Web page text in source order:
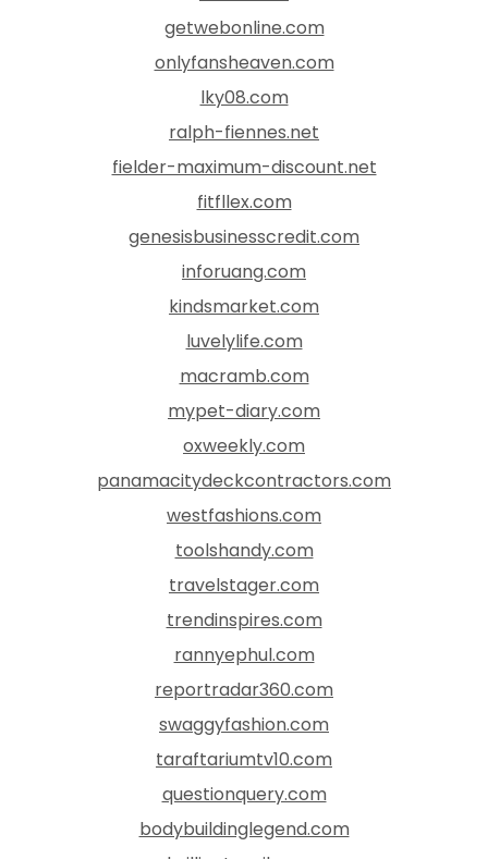
getwebonline.com
onlyfansheaven.com
lky08.com
ralph-fiennes.net
fielder-maximum-discount.net
fitfllex.com
genesisbusinesscredit.com
inforuang.com
kindsmarket.com
luvelylife.com
macramb.com
mypet-diary.com
oxweekly.com
panamacitydeckcontractors.com
westfashions.com
toolshandy.com
travelstager.com
trendinspires.com
rannyephul.com
reportradar360.com
swaggyfashion.com
taraftariumtv10.com
questionquery.com
bodybuildinglegend.com